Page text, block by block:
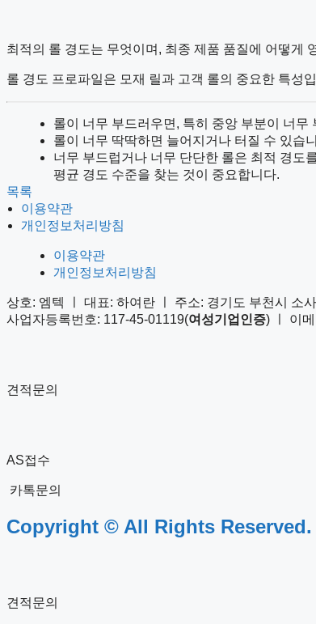
최적의 롤 경도는 무엇이며, 최종 제품 품질에 어떻게
롤 경도 프로파일은 모재 릴과 고객 롤의 중요한 특성
롤이 너무 부드러우면, 특히 중앙 부분이 너
롤이 너무 딱딱하면 늘어지거나 터질 수 있습
너무 부드럽거나 너무 단단한 롤은 최적 경도
평균 경도 수준을 찾는 것이 중요합니다.
목록
이용약관
개인정보처리방침
이용약관
개인정보처리방침
상호: 엠텍 ㅣ 대표: 하여란 ㅣ 주소: 경기도 부천시 소
사업자등록번호: 117-45-01119(여성기업인증) ㅣ 이
견적문의
AS접수
카톡문의
Copyright © All Rights Reserved.
견적문의